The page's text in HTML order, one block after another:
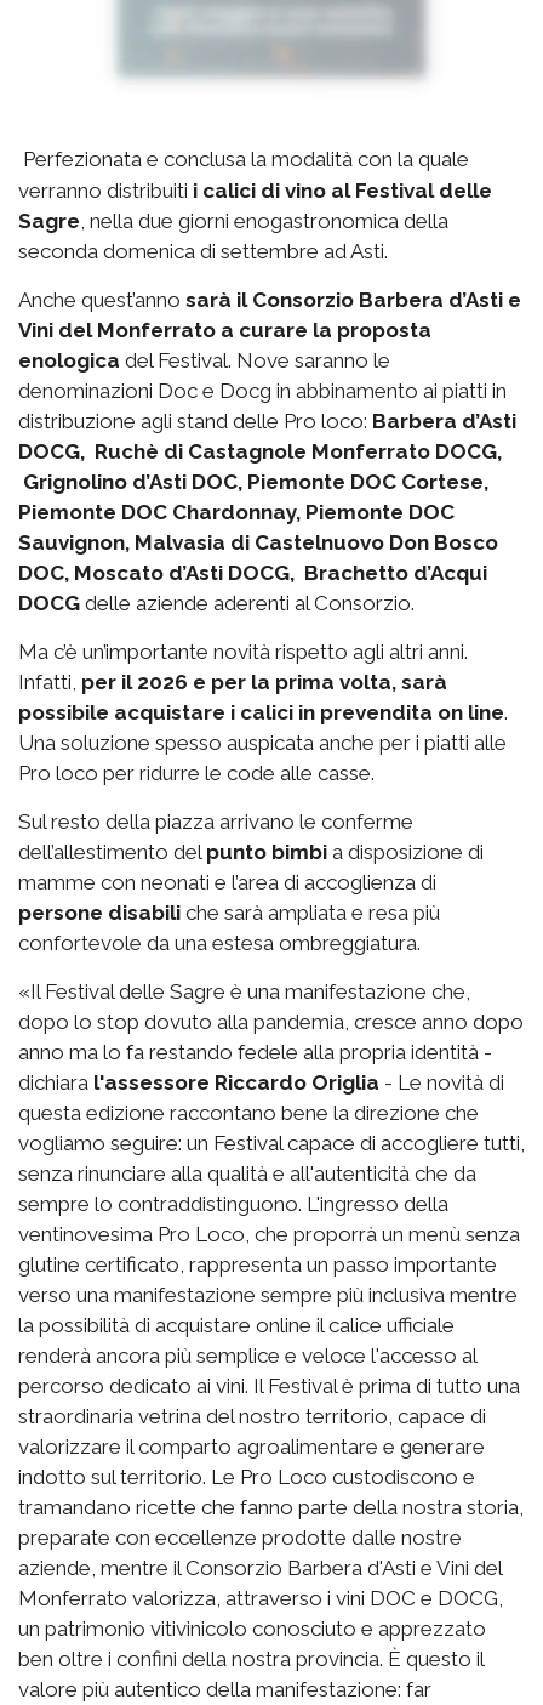
Perfezionata e conclusa la modalità con la quale
verranno distribuiti i calici di vino al Festival delle
Sagre , nella due giorni enogastronomica della
seconda domenica di settembre ad Asti.
Anche quest’anno sarà il Consorzio Barbera d’Asti e
Vini del Monferrato a curare la proposta
enologica del Festival. Nove saranno le
denominazioni Doc e Docg in abbinamento ai piatti in
distribuzione agli stand delle Pro loco: Barbera d’Asti
DOCG, Ruchè di Castagnole Monferrato DOCG,
Grignolino d’Asti DOC, Piemonte DOC Cortese,
Piemonte DOC Chardonnay, Piemonte DOC
Sauvignon, Malvasia di Castelnuovo Don Bosco
DOC, Moscato d’Asti DOCG, Brachetto d’Acqui
DOCG delle aziende aderenti al Consorzio.
Ma c’è un’importante novità rispetto agli altri anni.
Infatti, per il 2026 e per la prima volta, sarà
possibile acquistare i calici in prevendita on line.
Una soluzione spesso auspicata anche per i piatti alle
Pro loco per ridurre le code alle casse.
Sul resto della piazza arrivano le conferme
dell’allestimento del punto bimbi a disposizione di
mamme con neonati e l’area di accoglienza di
persone disabili che sarà ampliata e resa più
confortevole da una estesa ombreggiatura.
«Il Festival delle Sagre è una manifestazione che,
dopo lo stop dovuto alla pandemia, cresce anno dopo
anno ma lo fa restando fedele alla propria identità -
dichiara l'assessore Riccardo Origlia - Le novità di
questa edizione raccontano bene la direzione che
vogliamo seguire: un Festival capace di accogliere tutti,
senza rinunciare alla qualità e all'autenticità che da
sempre lo contraddistinguono. L'ingresso della
ventinovesima Pro Loco, che proporrà un menù senza
glutine certificato, rappresenta un passo importante
verso una manifestazione sempre più inclusiva mentre
la possibilità di acquistare online il calice ufficiale
renderà ancora più semplice e veloce l'accesso al
percorso dedicato ai vini. Il Festival è prima di tutto una
straordinaria vetrina del nostro territorio, capace di
valorizzare il comparto agroalimentare e generare
indotto sul territorio. Le Pro Loco custodiscono e
tramandano ricette che fanno parte della nostra storia,
preparate con eccellenze prodotte dalle nostre
aziende, mentre il Consorzio Barbera d'Asti e Vini del
Monferrato valorizza, attraverso i vini DOC e DOCG,
un patrimonio vitivinicolo conosciuto e apprezzato
ben oltre i confini della nostra provincia. È questo il
valore più autentico della manifestazione: far